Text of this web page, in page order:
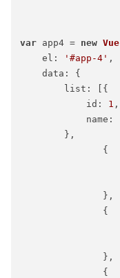
var app4 = new Vue
el : '#app-4' ,
data : {
list : [{
id : 1 ,
name :
        },
               {
               },
               {
               },
               {